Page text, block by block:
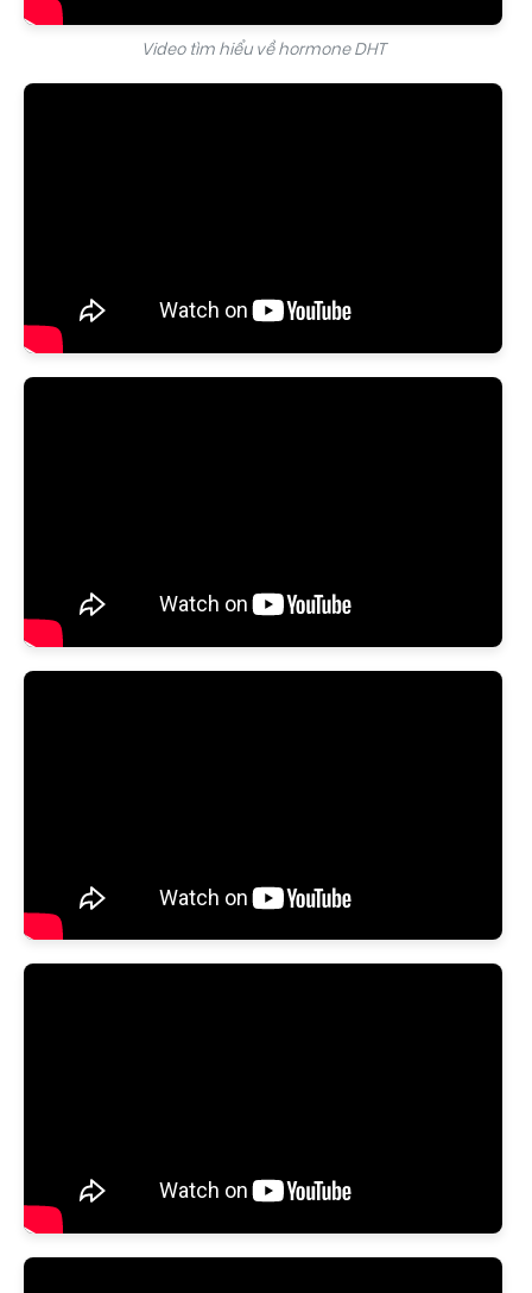
Video tìm hiểu về hormone DHT